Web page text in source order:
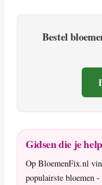
Bestel
Gidsen die je
Op BloemenFix.nl
populairste bloemen